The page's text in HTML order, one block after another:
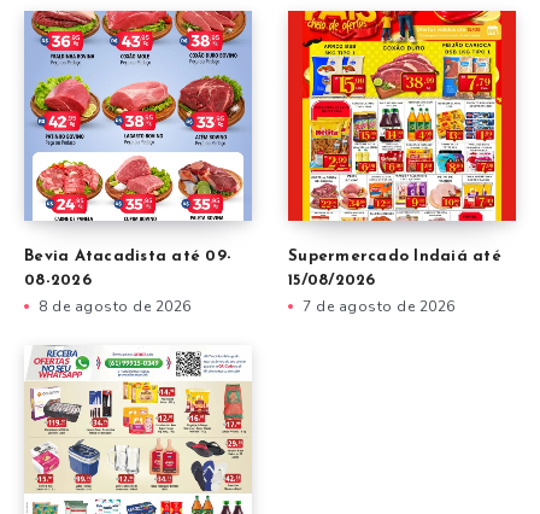
Bevia Atacadista até 09-
08-2026
8 de agosto de 2026
Supermercado Indaiá até
15/08/2026
7 de agosto de 2026